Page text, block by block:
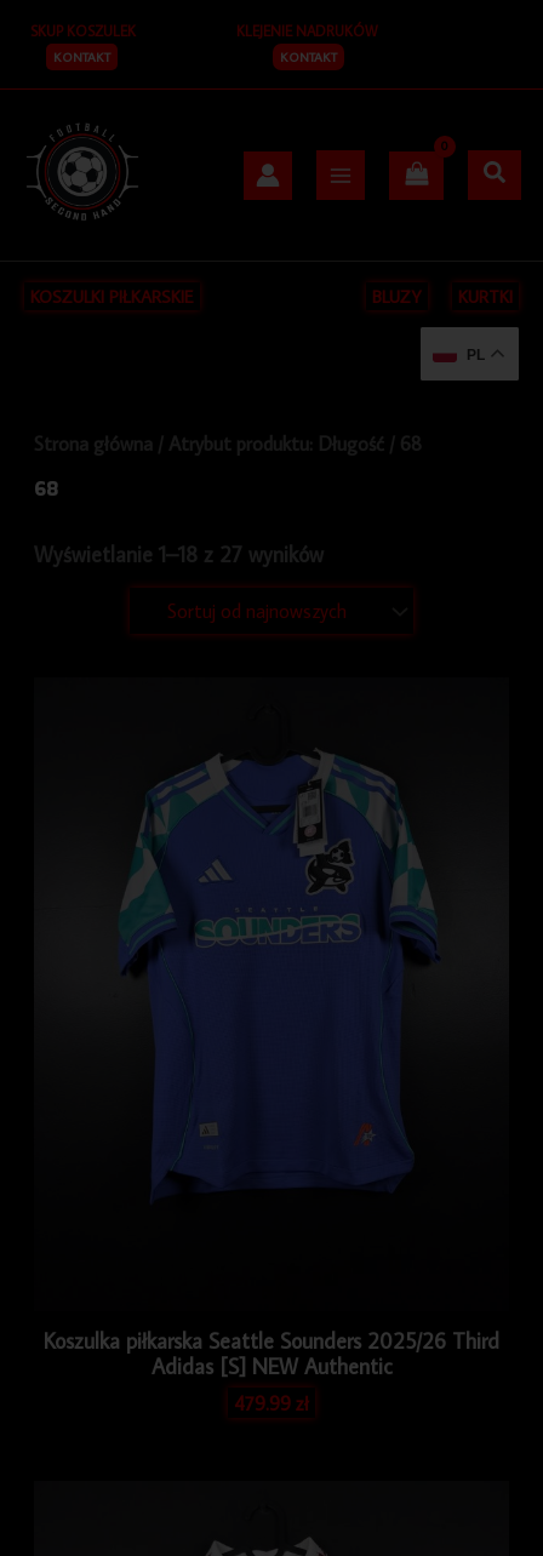
treści
SKUP KOSZULEK
KONTAKT
KLEJENIE NADRUKÓW
KONTAKT
KOSZULKI PIŁKARSKIE BLUZY KURTKI
u
Strona główna / Atrybut produktu: Długość / 68
68
Wyświetlanie 1–18 z 27 wyników
według
najnowszych
Koszulka piłkarska Seattle Sounders 2025/26 Third
Adidas [S] NEW Authentic
479.99zł
PL